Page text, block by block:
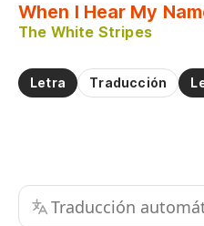
When I Hear My
The White Stripes
Letra Traducción
Traducción
Practicar la